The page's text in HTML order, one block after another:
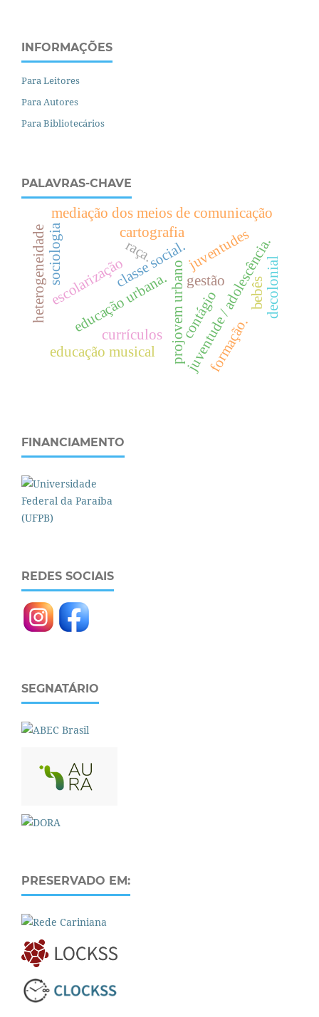
INFORMAÇÕES
Para Leitores
Para Autores
Para Bibliotecários
PALAVRAS-CHAVE
currículos projovem urbanojuventude / adolescência.
e
d
u
c
a
ç
ã
o
u
r
b
a
n
a
.
c
l
a
s
s
e
s
o
c
i
a
l
.
raça.
gestão
juventudes
escolarização
heterogeneidade
mediação dos meios de comunicação
formação.
decolonial
bebês
contágio
cartografia
educação musical
sociologia
FINANCIAMENTO
REDES SOCIAIS
SEGNATÁRIO
PRESERVADO EM: